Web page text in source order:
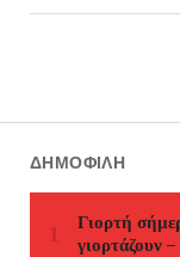
ΔΗΜΟΦΙΛΉ